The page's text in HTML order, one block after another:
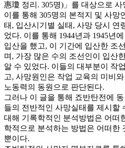
惠瓊 정리. 305명)」를 대상으로
이를 통해 305명의 본적지 및 사망
태, 입산시기별 실태, 사망 당시 연
었다. 이를 통해 1944년과 1945년
입산을 했고, 이 기간에 입산한 조
며, 가장 많은 수의 조선인이 입산
알 수 있었다. 이들의 대부분이 작
고, 사망원인은 작업 교육의 미비
노동력의 동원으로 판단된다.
그러나 이 글을 통해 죠반탄전에
들의 전반적인 사망실태를 제시할
대해 기록학적인 분석방법은 어떠
학적으로 분석하는 방법은 어떠한
뿐이다.